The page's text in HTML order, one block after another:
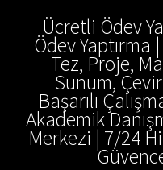
Ücretli Ödev
Ödev Yaptırma
Tez, Proje,
Sunum,
Başarılı
Akademik
Merkezi | 7/24